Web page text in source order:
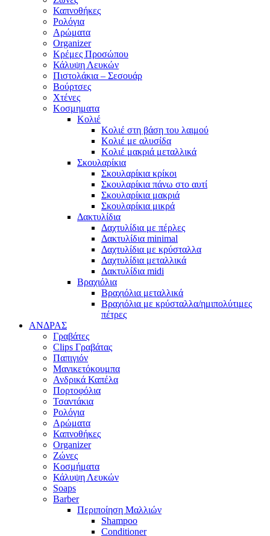
Καπνοθήκες
Ρολόγια
Αρώματα
Organizer
Κρέμες Προσώπου
Κάλυψη Λευκών
Πιστολάκια – Σεσουάρ
Βούρτσες
Χτένες
Κοσμηματα
Κολιέ
Κολιέ στη βάση του λαιμού
Κολιέ με αλυσίδα
Κολιέ μακριά μεταλλικά
Σκουλαρίκια
Σκουλαρίκια κρίκοι
Σκουλαρίκια πάνω στο αυτί
Σκουλαρίκια μακριά
Σκουλαρίκια μικρά
Δακτυλίδια
Δαχτυλίδια με πέρλες
Δακτυλίδια minimal
Δαχτυλίδια με κρύσταλλα
Δαχτυλίδια μεταλλικά
Δακτυλίδια midi
Βραχιόλια
Βραχιόλια μεταλλικά
Βραχιόλια με κρύσταλλα/ημιπολύτιμες
πέτρες
ΑΝΔΡΑΣ
Γραβάτες
Clips Γραβάτας
Παπιγιόν
Μανικετόκουμπα
Ανδρικά Καπέλα
Πορτοφόλια
Τσαντάκια
Ρολόγια
Αρώματα
Καπνοθήκες
Organizer
Ζώνες
Κοσμήματα
Κάλυψη Λευκών
Soaps
Barber
Περιποίηση Μαλλιών
Shampoo
Conditioner